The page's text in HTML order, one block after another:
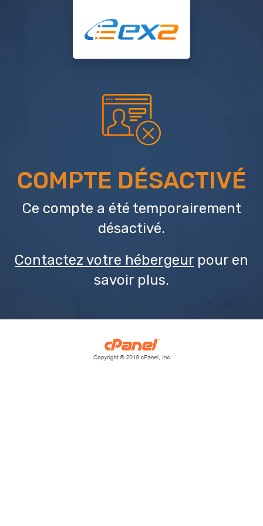
COMPTE DÉSACTIVÉ
Ce compte a été temporairement
désactivé.
Contactez votre hébergeur pour en
savoir plus.